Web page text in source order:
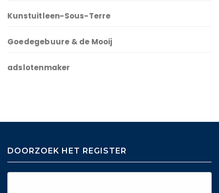
Kunstuitleen-Sous-Terre
Goedegebuure & de Mooij
adslotenmaker
DOORZOEK HET REGISTER